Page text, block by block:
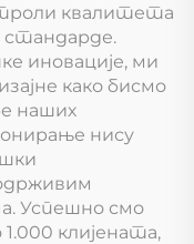
квалитета
стандарде.
иновације, ми
како бисмо
наших
нису
Успешно смо
клијената,